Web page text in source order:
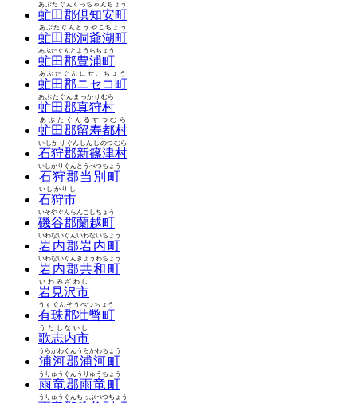
虻田郡倶知安町
あぶたぐんくっちゃんちょう
虻田郡洞爺湖町
あぶたぐんとうやこちょう
虻田郡豊浦町
あぶたぐんとようらちょう
虻田郡ニセコ町
あぶたぐんにせこちょう
虻田郡真狩村
あぶたぐんまっかりむら
虻田郡留寿都村
あぶたぐんるすつむら
石狩郡新篠津村
いしかりぐんしんしのつむら
石狩郡当別町
いしかりぐんとうべつちょう
石狩市
いしかりし
磯谷郡蘭越町
いそやぐんらんこしちょう
岩内郡岩内町
いわないぐんいわないちょう
岩内郡共和町
いわないぐんきょうわちょう
岩見沢市
いわみざわし
有珠郡壮瞥町
うすぐんそうべつちょう
歌志内市
うたしないし
浦河郡浦河町
うらかわぐんうらかわちょう
雨竜郡雨竜町
うりゅうぐんうりゅうちょう
うりゅうぐんちっぷべつちょう